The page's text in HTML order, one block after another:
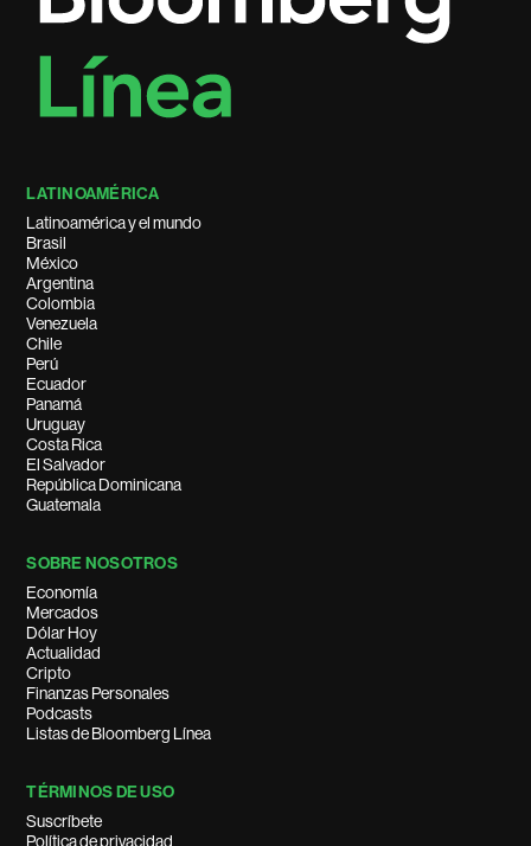
LATINOAMÉRICA
Latinoamérica y el mundo
Brasil
México
Argentina
Colombia
Venezuela
Chile
Perú
Ecuador
Panamá
Uruguay
Costa Rica
El Salvador
República Dominicana
Guatemala
SOBRE NOSOTROS
Economía
Mercados
Dólar Hoy
Actualidad
Cripto
Finanzas Personales
Podcasts
Listas de Bloomberg Línea
TÉRMINOS DE USO
Suscríbete
Política de privacidad